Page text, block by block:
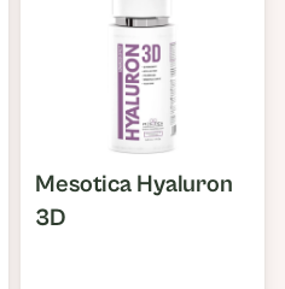
Mesotica Hyaluron
3D